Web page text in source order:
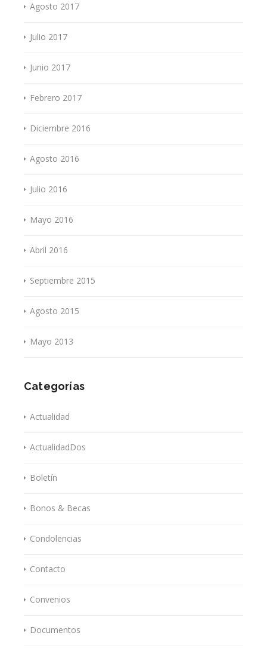
Agosto 2017
Julio 2017
Junio 2017
Febrero 2017
Diciembre 2016
Agosto 2016
Julio 2016
Mayo 2016
Abril 2016
Septiembre 2015
Agosto 2015
Mayo 2013
Categorías
Actualidad
ActualidadDos
Boletín
Bonos & Becas
Condolencias
Contacto
Convenios
Documentos